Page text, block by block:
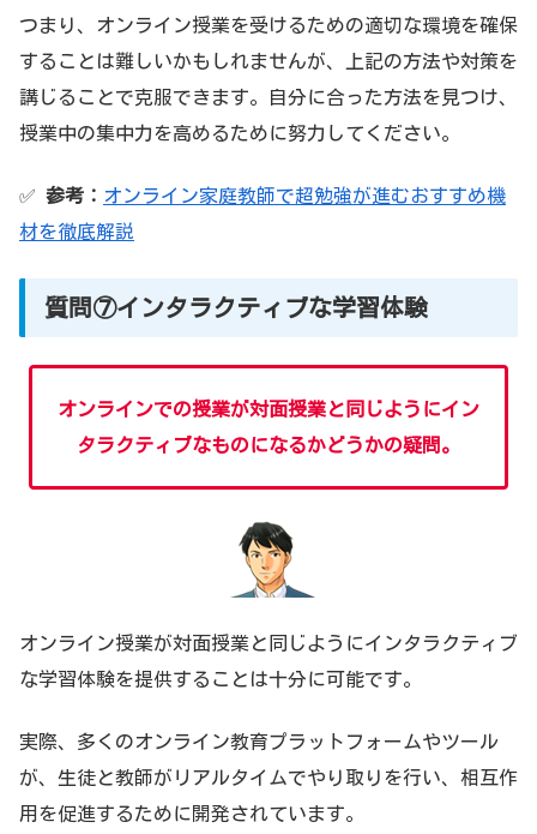
つまり、オンライン授業を受けるための適切な環境を確保
することは難しいかもしれませんが、上記の方法や対策を
講じることで克服できます。自分に合った方法を見つけ、
授業中の集中力を高めるために努力してください。
✅ 参考： オンライン家庭教師で超勉強が進むおすすめ機
材を徹底解説
質問⑦インタラクティブな学習体験
オンラインでの授業が対面授業と同じようにイン
タラクティブなものになるかどうかの疑問。
オンライン授業が対面授業と同じようにインタラクティブ
な学習体験を提供することは十分に可能です。
実際、多くのオンライン教育プラットフォームやツール
が、生徒と教師がリアルタイムでやり取りを行い、相互作
用を促進するために開発されています。